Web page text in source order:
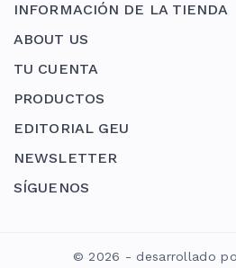
INFORMACIÓN DE LA TIENDA
ABOUT US
TU CUENTA
PRODUCTOS
EDITORIAL GEU
NEWSLETTER
SÍGUENOS
© 2026 - desarrollado